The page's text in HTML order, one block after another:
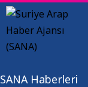
SANA Haberleri